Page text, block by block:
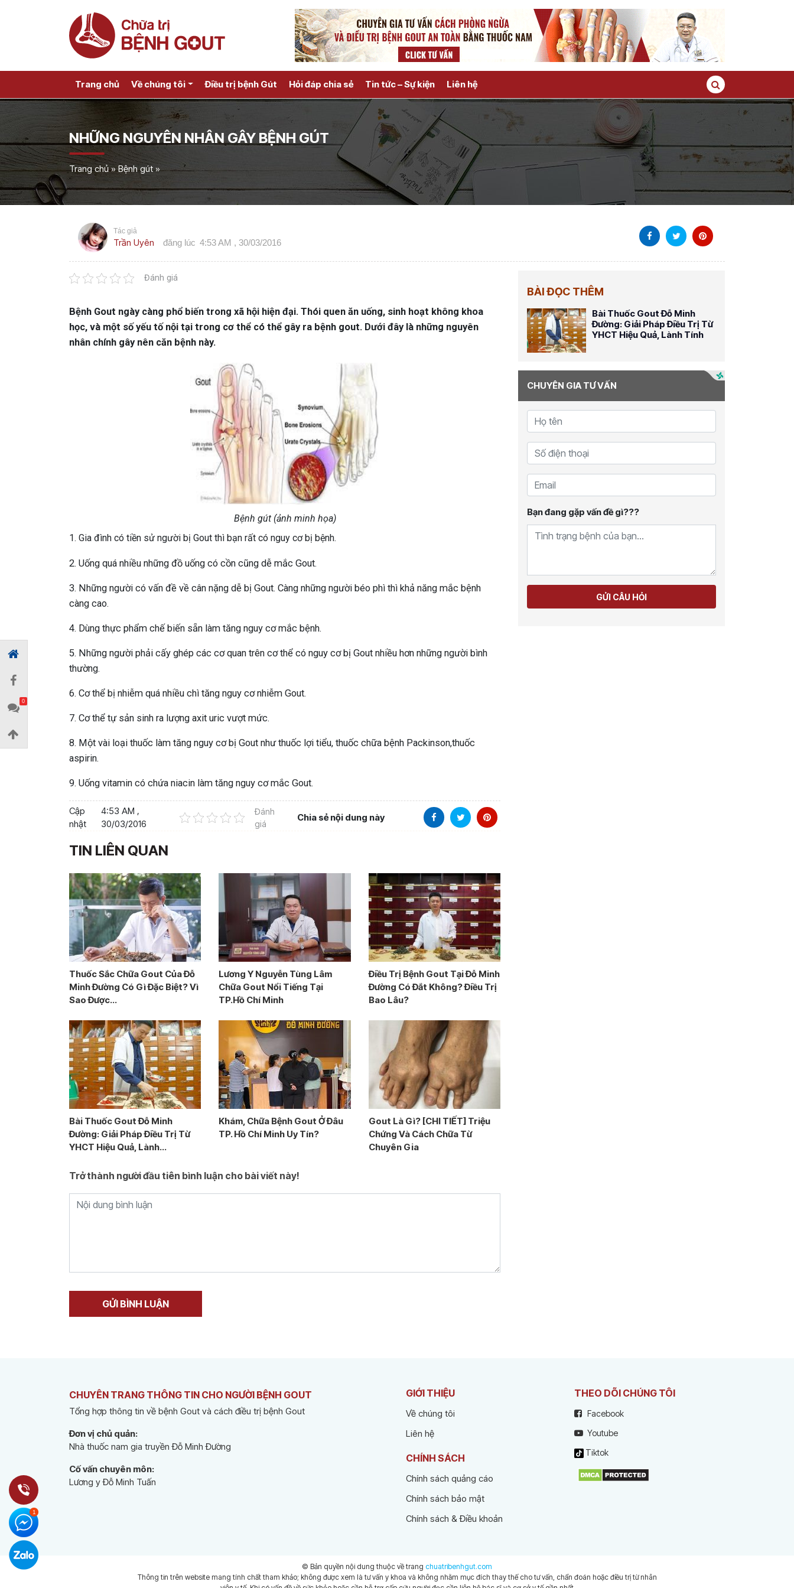
Trang chủ Về chúng tôi Điều trị bệnh Gút Hỏi đáp chia sẻ Tin tức – Sự kiện Liên hệ
NHỮNG NGUYÊN NHÂN GÂY BỆNH GÚT
Trang chủ»Bệnh gút»
Tác giả
Trần Uyên đăng lúc 4:53 AM , 30/03/2016
Đánh giá
Bệnh Gout ngày càng phổ biến trong xã hội hiện đại. Thói quen ăn uống, sinh hoạt không khoa
học, và một số yếu tố nội tại trong cơ thể có thể gây ra bệnh gout. Dưới đây là những nguyên
nhân chính gây nên căn bệnh này.
Bệnh gút (ảnh minh họa)
1. Gia đình có tiền sử người bị Gout thì bạn rất có nguy cơ bị bệnh.
2. Uống quá nhiều những đồ uống có cồn cũng dễ mắc Gout.
3. Những người có vấn đề về cân nặng dễ bị Gout. Càng những người béo phì thì khả năng mắc bệnh
càng cao.
4. Dùng thực phẩm chế biến sẵn làm tăng nguy cơ mắc bệnh.
5. Những người phải cấy ghép các cơ quan trên cơ thể có nguy cơ bị Gout nhiều hơn những người bình
thường.
6. Cơ thể bị nhiễm quá nhiều chì tăng nguy cơ nhiễm Gout.
7. Cơ thể tự sản sinh ra lượng axit uric vượt mức.
8. Một vài loại thuốc làm tăng nguy cơ bị Gout như thuốc lợi tiểu, thuốc chữa bệnh Packinson,thuốc
aspirin.
9. Uống vitamin có chứa niacin làm tăng nguy cơ mắc Gout.
Cập
nhật
4:53 AM ,
30/03/2016
Đánh
giá
Chia sẻ nội dung này
TIN LIÊN QUAN
Thuốc Sắc Chữa Gout Của Đỗ
Minh Đường Có Gì Đặc Biệt? Vì
Sao Được...
Lương Y Nguyễn Tùng Lâm
Chữa Gout Nổi Tiếng Tại
TP.Hồ Chí Minh
Điều Trị Bệnh Gout Tại Đỗ Minh
Đường Có Đắt Không? Điều Trị
Bao Lâu?
Bài Thuốc Gout Đỗ Minh
Đường: Giải Pháp Điều Trị Từ
YHCT Hiệu Quả, Lành...
Khám, Chữa Bệnh Gout Ở Đâu
TP. Hồ Chí Minh Uy Tín?
Gout Là Gì? [CHI TIẾT] Triệu
Chứng Và Cách Chữa Từ
Chuyên Gia
Trở thành người đầu tiên bình luận cho bài viết này!
BÀI ĐỌC THÊM
Bài Thuốc Gout Đỗ Minh
Đường: Giải Pháp Điều Trị Từ
YHCT Hiệu Quả, Lành Tính
CHUYÊN GIA TƯ VẤN
Bạn đang gặp vấn đề gì???
GỬI CÂU HỎI
CHUYÊN TRANG THÔNG TIN CHO NGƯỜI BỆNH GOUT
Tổng hợp thông tin về bệnh Gout và cách điều trị bệnh Gout
Đơn vị chủ quản:
Nhà thuốc nam gia truyền Đỗ Minh Đường
Cố vấn chuyên môn:
Lương y Đỗ Minh Tuấn
GIỚI THIỆU
Về chúng tôi
Liên hệ
CHÍNH SÁCH
Chính sách quảng cáo
Chính sách bảo mật
Chính sách & Điều khoản
THEO DÕI CHÚNG TÔI
Facebook
Youtube
Tiktok
© Bản quyền nội dung thuộc về trang chuatribenhgut.com
Thông tin trên website mang tính chất tham khảo; không được xem là tư vấn y khoa và không nhằm mục đích thay thế cho tư vấn, chẩn đoán hoặc điều trị từ nhân
0